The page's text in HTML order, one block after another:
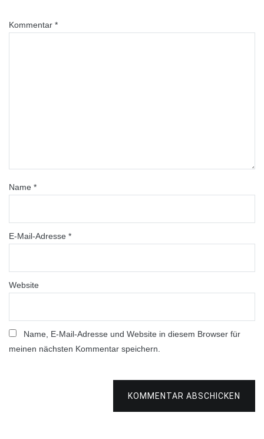
Kommentar *
Name *
E-Mail-Adresse *
Website
Name, E-Mail-Adresse und Website in diesem Browser für
meinen nächsten Kommentar speichern.
KOMMENTAR ABSCHICKEN